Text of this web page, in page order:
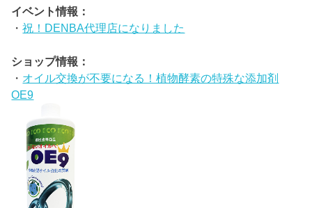
イベント情報：
・祝！DENBA代理店になりました
ショップ情報：
・ オイル交換が不要になる！植物酵素の特殊な添加剤
OE9